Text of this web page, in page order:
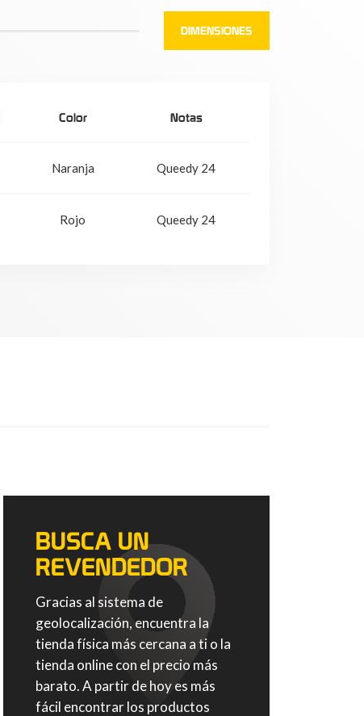
DIMENSIONES
Color Notas
Naranja Queedy 24
Rojo Queedy 24
BUSCA UN
REVENDEDOR
Gracias al sistema de
geolocalización, encuentra la
tienda física más cercana a ti o la
tienda online con el precio más
barato. A partir de hoy es más
fácil encontrar los productos